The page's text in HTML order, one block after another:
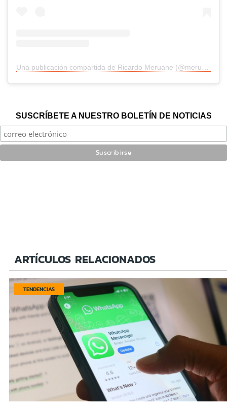
SUSCRÍBETE A NUESTRO BOLETÍN DE NOTICIAS
ARTÍCULOS RELACIONADOS
TENDENCIAS